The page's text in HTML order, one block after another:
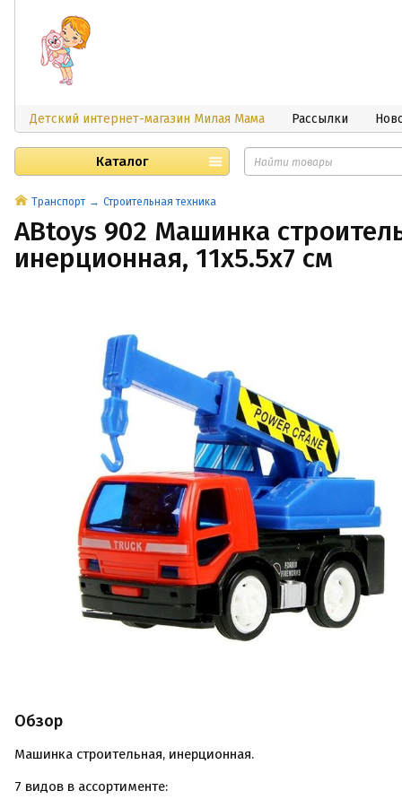
Детский интернет-магазин Милая Мама Рассылки
Каталог
Транспорт Строительная техника
ABtoys 902 Машинка
инерционная, 11x5.5x7 см
Обзор
Машинка строительная, инерционная.
7 видов в ассортименте: